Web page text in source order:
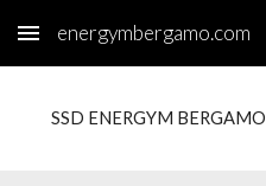
Skip to main content
energymbergamo.com
SSD ENERGYM